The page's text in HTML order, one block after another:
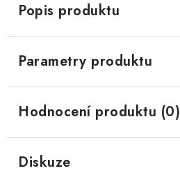
Popis produktu
Parametry produktu
Hodnocení produktu (0)
Diskuze